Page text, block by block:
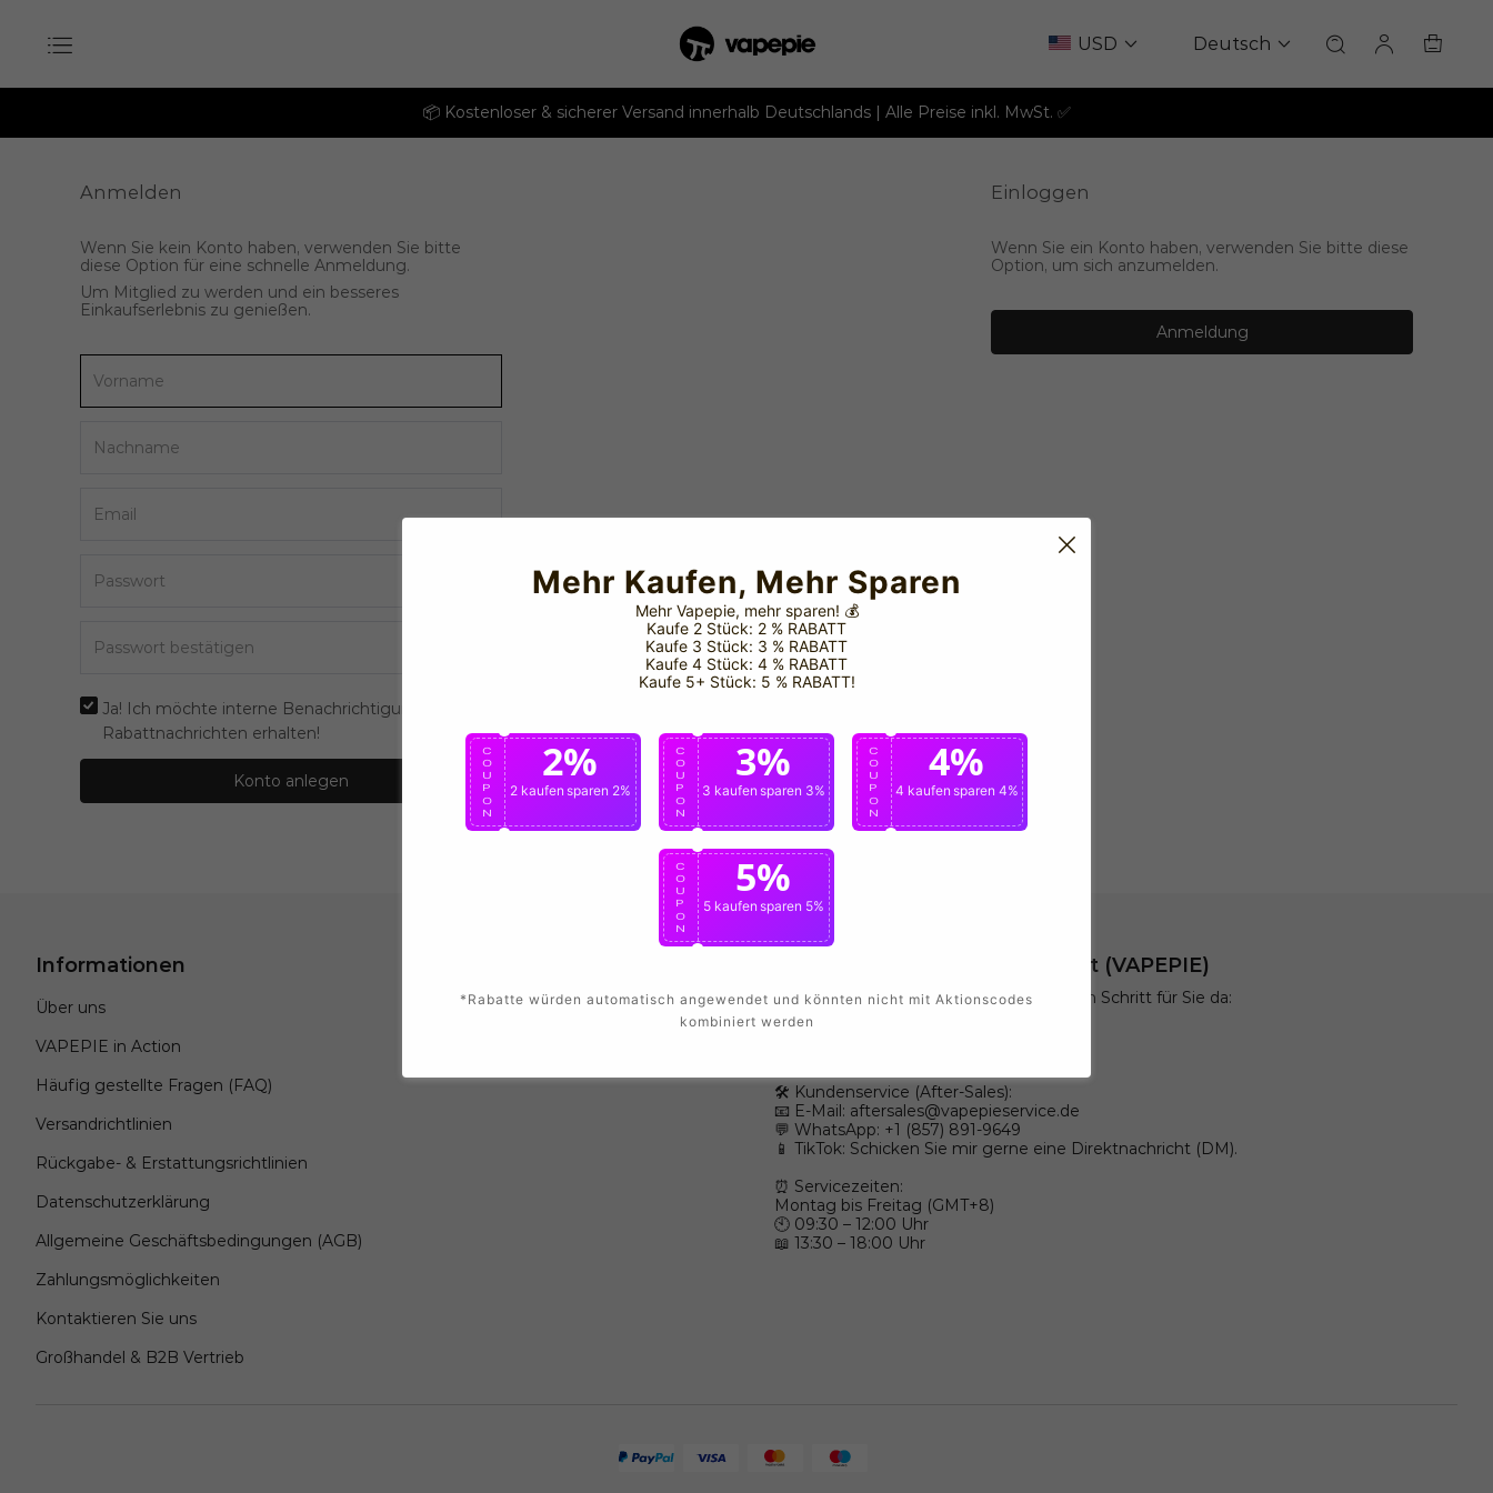
USD Deutsch
📦 Kostenloser & sicherer Versand innerhalb Deutschlands | Alle Preise inkl. MwSt. ✅
Anmelden
Wenn Sie kein Konto haben, verwenden Sie bitte
diese Option für eine schnelle Anmeldung.
Um Mitglied zu werden und ein besseres
Einkaufserlebnis zu genießen.
Ja! Ich möchte interne Benachrichtigungen und
Rabattnachrichten erhalten!
Konto anlegen
Einloggen
Wenn Sie ein Konto haben, verwenden Sie bitte diese
Option, um sich anzumelden.
Anmeldung
Informationen
Über uns
VAPEPIE in Action
Häufig gestellte Fragen (FAQ)
Versandrichtlinien
Rückgabe- & Erstattungsrichtlinien
Datenschutzerklärung
Allgemeine Geschäftsbedingungen (AGB)
Zahlungsmöglichkeiten
Kontaktieren Sie uns
Großhandel & B2B Vertrieb
📞 Offizieller Kontakt & Support (VAPEPIE)
Falls Sie Fragen haben, sind wir bei jedem Schritt für Sie da:
🛠️ Kundenservice (After-Sales):
📧 E-Mail: aftersales@vapepieservice.de
💬 WhatsApp: +1 (857) 891-9649
📱 TikTok: Schicken Sie mir gerne eine Direktnachricht (DM).
⏰ Servicezeiten:
Montag bis Freitag (GMT+8)
🕙 09:30 – 12:00 Uhr
📖 13:30 – 18:00 Uhr
Mehr Kaufen, Mehr Sparen
Mehr Vapepie, mehr sparen! 💰
Kaufe 2 Stück: 2 % RABATT
Kaufe 3 Stück: 3 % RABATT
Kaufe 4 Stück: 4 % RABATT
Kaufe 5+ Stück: 5 % RABATT!
C
O
U
P
O
N
2%
2 kaufen sparen 2%
C
O
U
P
O
N
3%
3 kaufen sparen 3%
C
O
U
P
O
N
4%
4 kaufen sparen 4%
C
O
U
P
O
N
5%
5 kaufen sparen 5%
*Rabatte würden automatisch angewendet und könnten nicht mit Aktionscodes
kombiniert werden